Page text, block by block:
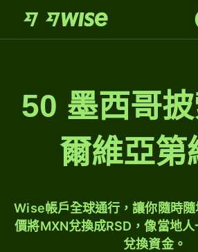
50 墨西哥
爾維亞第
Wise帳戶全球通行，讓你隨時隨
價將MXN兌換成RSD，像當地人
兌換資金。